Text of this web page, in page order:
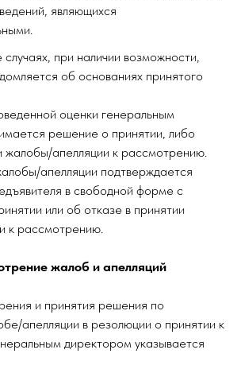
являющихся
при наличии возможности,
об основаниях принятого
оценки генеральным
решение о принятии, либо
жалобы/апелляции к рассмотрению.
апелляции подтверждается
в свободной форме с
или об отказе в принятии
к рассмотрению.
жалоб и апелляций
и принятия решения по
апелляции в резолюции о принятии к
директором указывается